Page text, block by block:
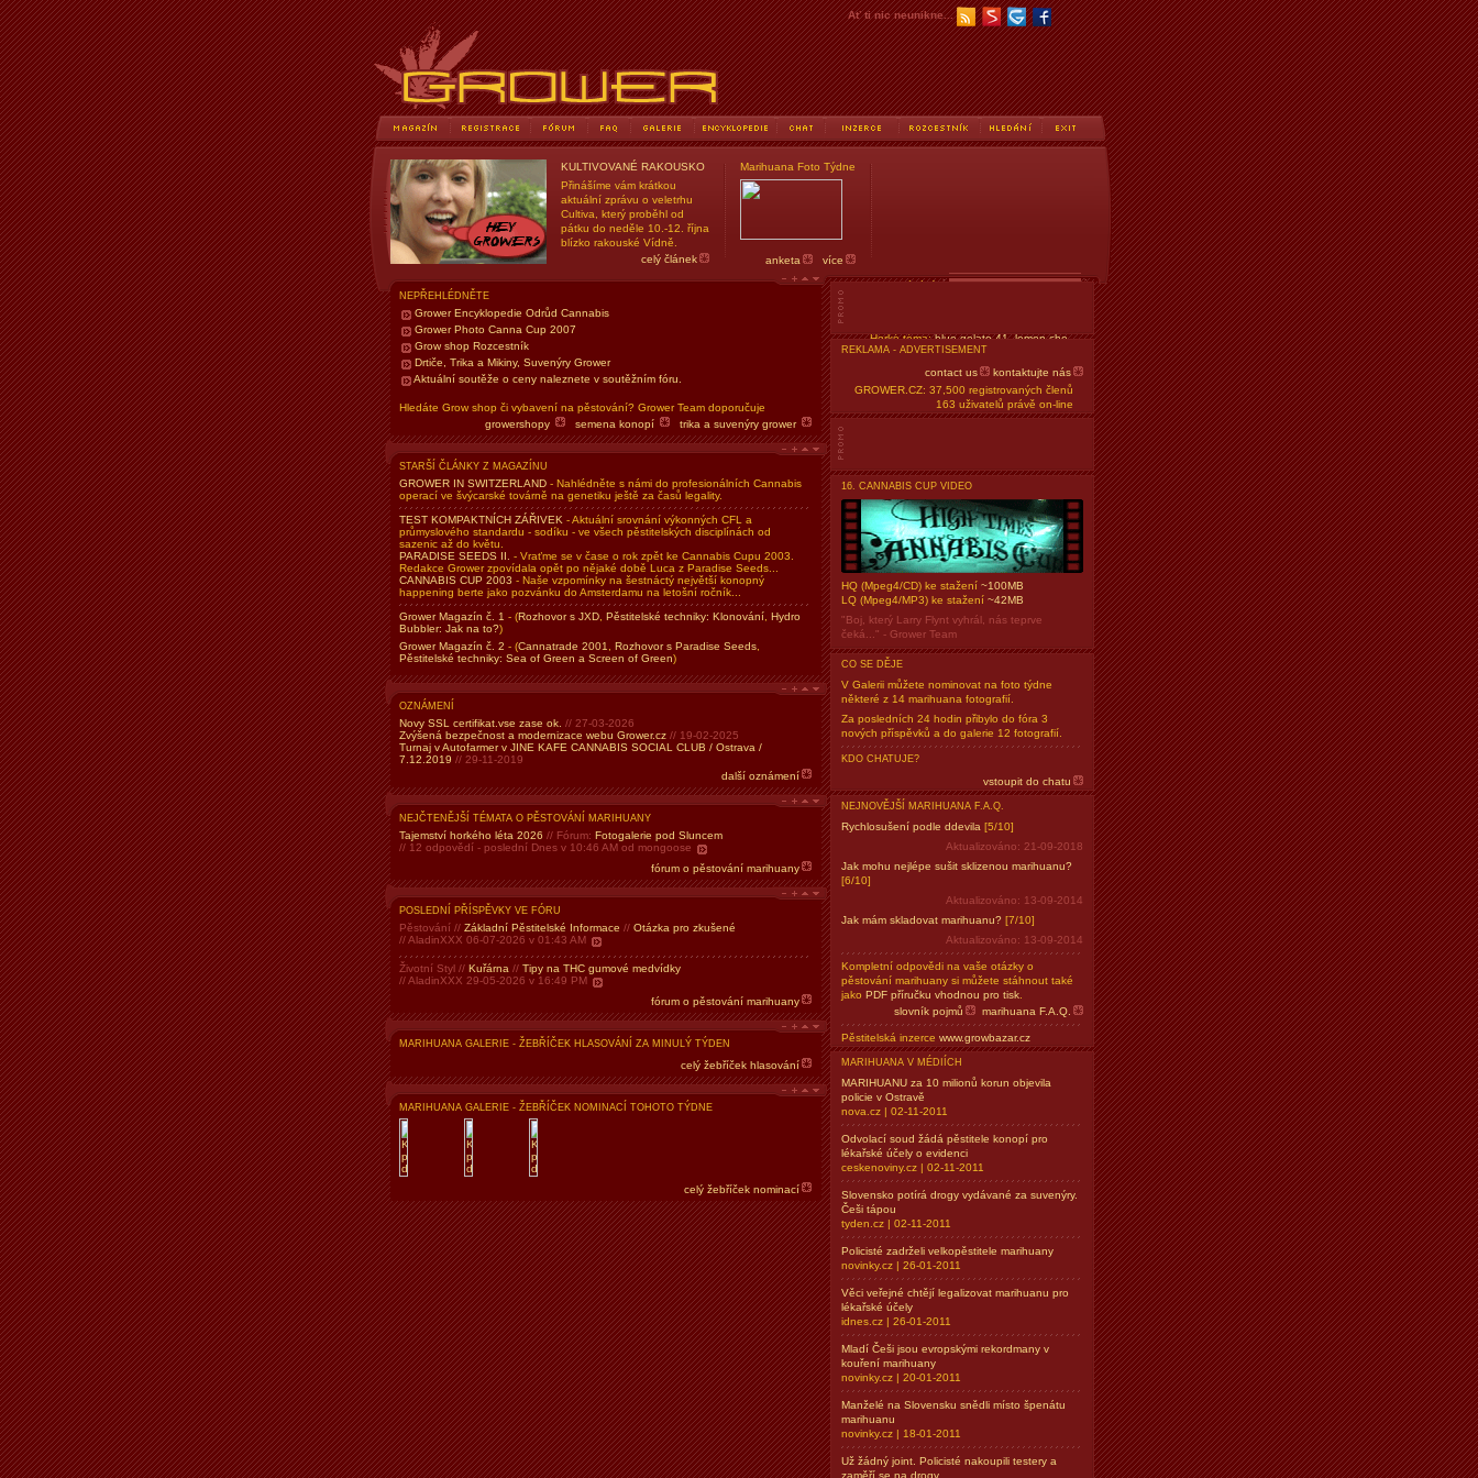
Ať ti nic neunikne...
KULTIVOVANÉ RAKOUSKO
Přinášíme vám krátkou
aktuální zprávu o veletrhu
Cultiva, který proběhl od
pátku do neděle 10.-12. října
blízko rakouské Vídně.
celý článek
Marihuana Foto Týdne
anketa více
Vyhledávání
Horké téma:blue gelato 41, lemon che
NEPŘEHLÉDNĚTE
Grower Encyklopedie Odrůd Cannabis
Grower Photo Canna Cup 2007
Grow shop Rozcestník
Drtiče, Trika a Mikiny, Suvenýry Grower
Aktuální soutěže o ceny naleznete v soutěžním fóru.
Hledáte Grow shop či vybavení na pěstování? Grower Team doporučuje
growershopy
semena konopí trika a suvenýry grower
STARŠÍ ČLÁNKY Z MAGAZÍNU
GROWER IN SWITZERLAND- Nahlédněte s námi do profesionálních Cannabis
operací ve švýcarské továrně na genetiku ještě za časů legality.
TEST KOMPAKTNÍCH ZÁŘIVEK - Aktuální srovnání výkonných CFL a
průmyslového standardu - sodíku - ve všech pěstitelských disciplínách od
sazenic až do květu.
PARADISE SEEDS II.
- Vraťme se v čase o rok zpět ke Cannabis Cupu 2003.
Redakce Grower zpovídala opět po nějaké době Luca z Paradise Seeds...
CANNABIS CUP 2003 - Naše vzpomínky na šestnáctý největší konopný
happening berte jako pozvánku do Amsterdamu na letošní ročník...
Grower Magazín č. 1 - (Rozhovor s JXD, Pěstitelské techniky: Klonování, Hydro
Bubbler: Jak na to?)
Grower Magazín č. 2 - (Cannatrade 2001 Rozhovor s Paradise Seeds,
Pěstitelské techniky: Sea of Green a Screen of Green)
OZNÁMENÍ
Novy SSL certifikat.vse zase ok. // 27-03-2026
Zvýšená bezpečnost a modernizace webu Grower.cz// 19-02-2025
Turnaj v Autofarmer v JINE KAFE CANNABIS SOCIAL CLUB / Ostrava /
7.12.2019 // 29-11-2019
další oznámení
NEJČTENĚJŠÍ TÉMATA O PĚSTOVÁNÍ MARIHUANY
Tajemství horkého léta 2026 // Fórum: Fotogalerie pod Sluncem
// 12 odpovědí - poslední Dnes v 10:46 AM od mongoose
fórum o pěstování marihuany
POSLEDNÍ PŘÍSPĚVKY VE FÓRU
Pěstování // Základní Pěstitelské Informace // Otázka pro zkušené
// AladinXXX 06-07-2026 v 01:43 AM
Životní Styl // Kuřárna // Tipy na THC gumové medvídky
// AladinXXX 29-05-2026 v 16:49 PM
fórum o pěstování marihuany
MARIHUANA GALERIE - ŽEBŘÍČEK HLASOVÁNÍ ZA MINULÝ TÝDEN
celý žebříček hlasování
MARIHUANA GALERIE - ŽEBŘÍČEK NOMINACÍ TOHOTO TÝDNE
celý žebříček nominací
REKLAMA - ADVERTISEMENT
contact us
kontaktujte nás
GROWER.CZ: 37,500 registrovaných členů
163 uživatelů právě on-line
16. CANNABIS CUP VIDEO
HQ (Mpeg4/CD) ke stažení ~100MB
LQ (Mpeg4/MP3) ke stažení ~42MB
"Boj, který Larry Flynt vyhrál, nás teprve
čeká..." - Grower Team
CO SE DĚJE
V Galerii můžete nominovat na foto týdne
některé z 14 marihuana fotografií.
Za posledních 24 hodin přibylo do fóra 3
nových příspěvků a do galerie 12 fotografií.
KDO CHATUJE?
vstoupit do chatu
NEJNOVĚJŠÍ MARIHUANA F.A.Q.
Rychlosušení podle ddevila [5/10]
Aktualizováno: 21-09-2018
Jak mohu nejlépe sušit sklizenou marihuanu?
[6/10]
Aktualizováno: 13-09-2014
Jak mám skladovat marihuanu? [7/10]
Aktualizováno: 13-09-2014
Kompletní odpovědi na vaše otázky o
pěstování marihuany si můžete stáhnout také
jako PDF příručku vhodnou pro tisk.
slovník pojmů
marihuana F.A.Q.
Pěstitelská inzerce www.growbazar.cz
MARIHUANA V MÉDIÍCH
MARIHUANU za 10 milionů korun objevila
policie v Ostravě
nova.cz | 02-11-2011
Odvolací soud žádá pěstitele konopí pro
lékařské účely o evidenci
ceskenoviny.cz | 02-11-2011
Slovensko potírá drogy vydávané za suvenýry.
Češi tápou
tyden.cz | 02-11-2011
Policisté zadrželi velkopěstitele marihuany
novinky.cz | 26-01-2011
Věci veřejné chtějí legalizovat marihuanu pro
lékařské účely
idnes.cz | 26-01-2011
Mladí Češi jsou evropskými rekordmany v
kouření marihuany
novinky.cz | 20-01-2011
Manželé na Slovensku snědli místo špenátu
marihuanu
novinky.cz | 18-01-2011
Už žádný joint. Policisté nakoupili testery a
zaměří se na drogy